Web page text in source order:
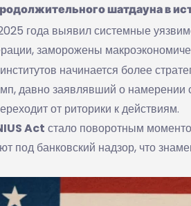
шатдауна в
года выявил системные
заморожены
начинается более
давно заявлявший о
от риторики к действиям.
Act стало поворотным
под банковский надзор, что